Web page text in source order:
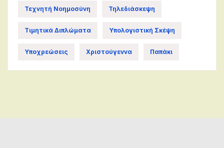
Τεχνητή Νοημοσύνη Τηλεδιάσκεψη
Τιμητικά Διπλώματα Υπολογιστική Σκέψη
Υποχρεώσεις Χριστούγεννα Παπάκι